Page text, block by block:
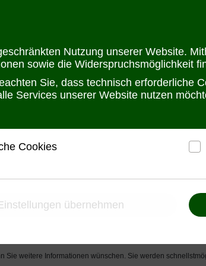
Nutzung unserer Website.
sowie die Widerspruchsmöglichkeit
Sie, dass technisch erforderliche
Services unserer Website nutzen
Cookies
kennenzulernen und die Website
eine Verbesserung des
übernehmen
Überspannungsableiter
Sie weitere Informationen wünschen. Sie werden